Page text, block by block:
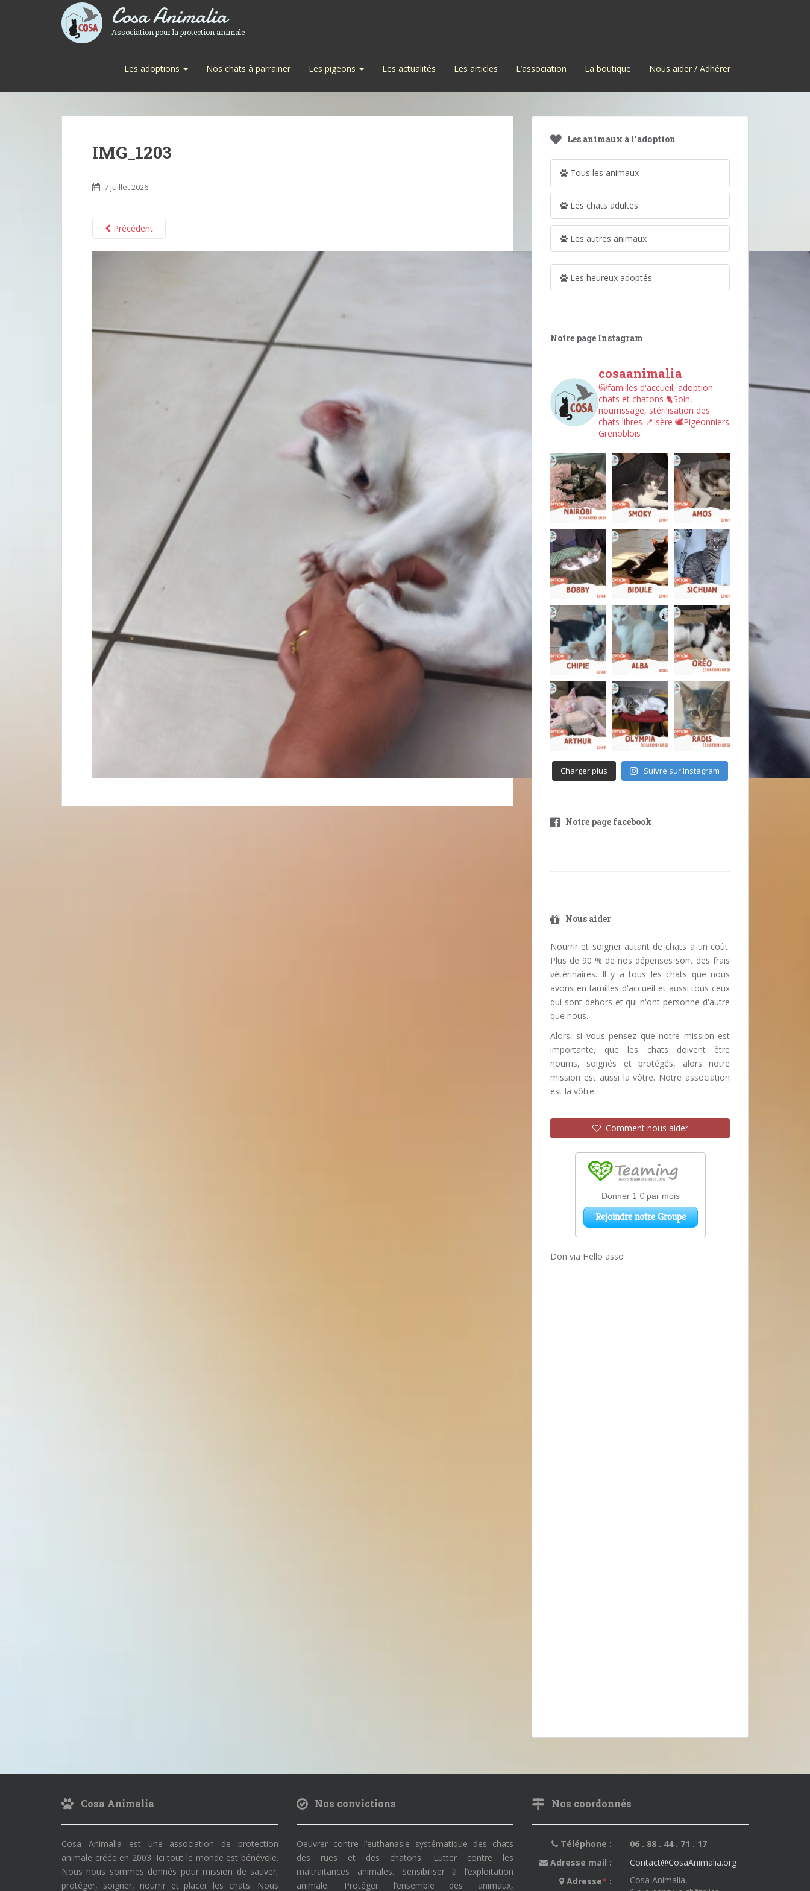
Cosa Animalia
Association pour la protection animale
Les adoptions Nos chats à parrainer Les pigeons Les actualités Les articles L’association La boutique Nous aider / Adhérer
IMG_1203
7 juillet 2026
Précédent
Les animaux à l’adoption
Tous les animaux
Les chats adultes
Les autres animaux
Les heureux adoptés
Notre page Instagram
cosaanimalia
😺familles d'accueil, adoption
chats et chatons 🐈Soin,
nourrissage, stérilisation des
chats libres 📍Isère 🕊︎Pigeonniers
Grenoblois
Charger plus Suivre sur Instagram
Notre page facebook
Nous aider
Nourrir et soigner autant de chats a un coût.
Plus de 90 % de nos dépenses sont des frais
vétérinaires. Il y a tous les chats que nous
avons en familles d'accueil et aussi tous ceux
qui sont dehors et qui n'ont personne d'autre
que nous.
Alors, si vous pensez que notre mission est
importante, que les chats doivent être
nourris, soignés et protégés, alors notre
mission est aussi la vôtre. Notre association
est la vôtre.
Comment nous aider
Don via Hello asso :
Cosa Animalia
Cosa Animalia est une association de protection
animale créée en 2003. Ici tout le monde est bénévole.
Nous nous sommes donnés pour mission de sauver,
protéger, soigner, nourrir et placer les chats. Nous
Nos convictions
Oeuvrer contre l’euthanasie systématique des chats
des rues et des chatons. Lutter contre les
maltraitances animales. Sensibiliser à l’exploitation
animale. Protéger l’ensemble des animaux,
Nos coordonnés
Téléphone :
06 . 88 . 44 . 71 . 17
Adresse mail :
Contact@CosaAnimalia.org
Adresse* :
Cosa Animalia,